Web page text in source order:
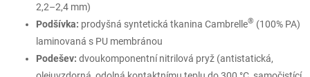
2,2–2,4 mm)
Podšívka: prodyšná syntetická tkanina Cambrelle® (100% PA)
laminovaná s PU membránou
Podešev: dvoukomponentní nitrilová pryž (antistatická,